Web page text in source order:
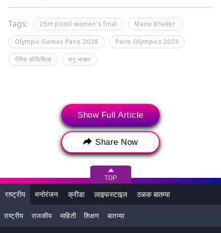
Tags: 25m pistol women's final Manu Bhaker
Olympic Games Paris 2024 Paris Olympics 2024
पॅरिस ऑलिम्पिक मनू भाकर
Show Full Article
Share Now
राष्ट्रीय मनोरंजन क्रीडा लाइफस्टाइल ठळक बातम्या
राष्ट्रीय राजकीय माहिती शिक्षण बातम्या